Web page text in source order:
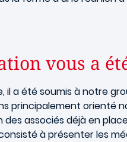
vous a
il a été soumis à notre
principalement
associés déjà en
à présenter les